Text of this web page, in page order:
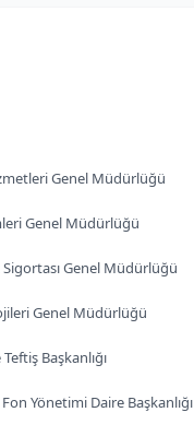
Genel Müdürlüğü
Genel Müdürlüğü
Sigortası Genel Müdürlüğü
Genel Müdürlüğü
Başkanlığı
Yönetimi Daire Başkanlığı